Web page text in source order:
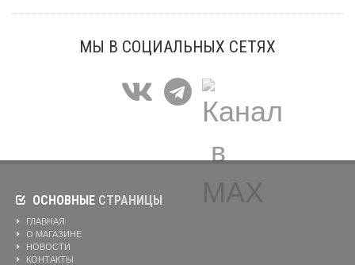
МЫ В СОЦИАЛЬНЫХ СЕТЯХ
ОСНОВНЫЕ СТРАНИЦЫ
ГЛАВНАЯ
О МАГАЗИНЕ
НОВОСТИ
КОНТАКТЫ